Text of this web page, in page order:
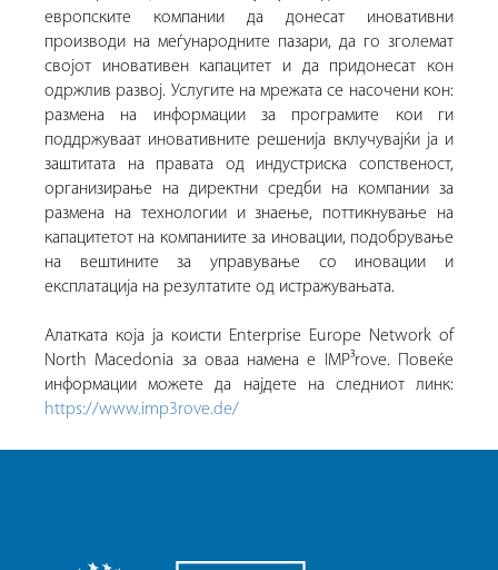
европските компании да донесат иновативни
производи на меѓународните пазари, да го зголемат
својот иновативен капацитет и да придонесат кон
одржлив развој. Услугите на мрежата се насочени кон:
размена на информации за програмите кои ги
поддржуваат иновативните решенија вклучувајќи ја и
заштитата на правата од индустриска сопственост,
организирање на директни средби на компании за
размена на технологии и знаење, поттикнување на
капацитетот на компаниите за иновации, подобрување
на вештините за управување со иновации и
експлатација на резултатите од истражувањата.
Алатката која ја коисти Enterprise Europe Network of
North Macedonia за оваа намена е IMP³rove. Повеќе
информации можете да најдете на следниот линк:
https://www.imp3rove.de/